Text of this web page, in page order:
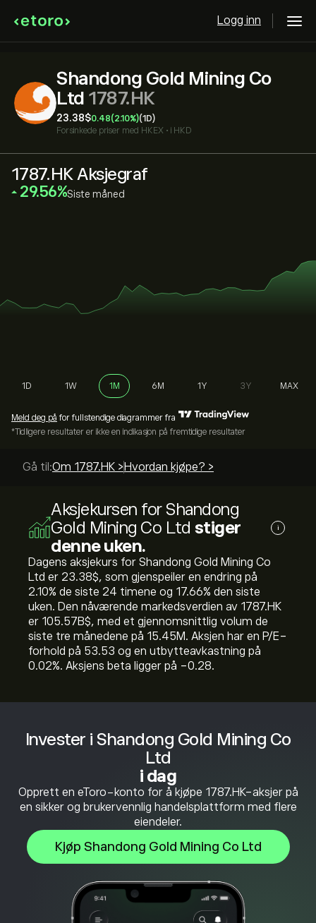
Logg inn
Shandong Gold Mining Co
Ltd 1787.HK
23.38‎$‎0.48(2.10%)(1D)
Forsinkede priser med HKEX • i HKD
Invester i Shandong Gold Mining Co
Ltd
i dag
Opprett en eToro-konto for å kjøpe 1787.HK-aksjer på
en sikker og brukervennlig handelsplattform med flere
eiendeler.
Kjøp Shandong Gold Mining Co Ltd
1787.HK Aksjegraf
‎29.56‎ Siste måned
1D 1W 1M 6M 1Y 3Y MAX
Meld deg på for fullstendige diagrammer fra
*Tidligere resultater er ikke en indikasjon på fremtidige resultater
Gå til:Om 1787.HK > Hvordan kjøpe? >
Aksjekursen for Shandong
Gold Mining Co Ltd stiger
denne uken.
i
Dagens aksjekurs for Shandong Gold Mining Co
Ltd er 23.38‎$‎, som gjenspeiler en endring på
‎2.10‎% de siste 24 timene og ‎17.66‎% den siste
uken. Den nåværende markedsverdien av 1787.HK
er 105.57B‎$‎, med et gjennomsnittlig volum de
siste tre månedene på 15.45M. Aksjen har en P/E-
forhold på 53.53 og en utbytteavkastning på
0.02%. Aksjens beta ligger på -0.28.